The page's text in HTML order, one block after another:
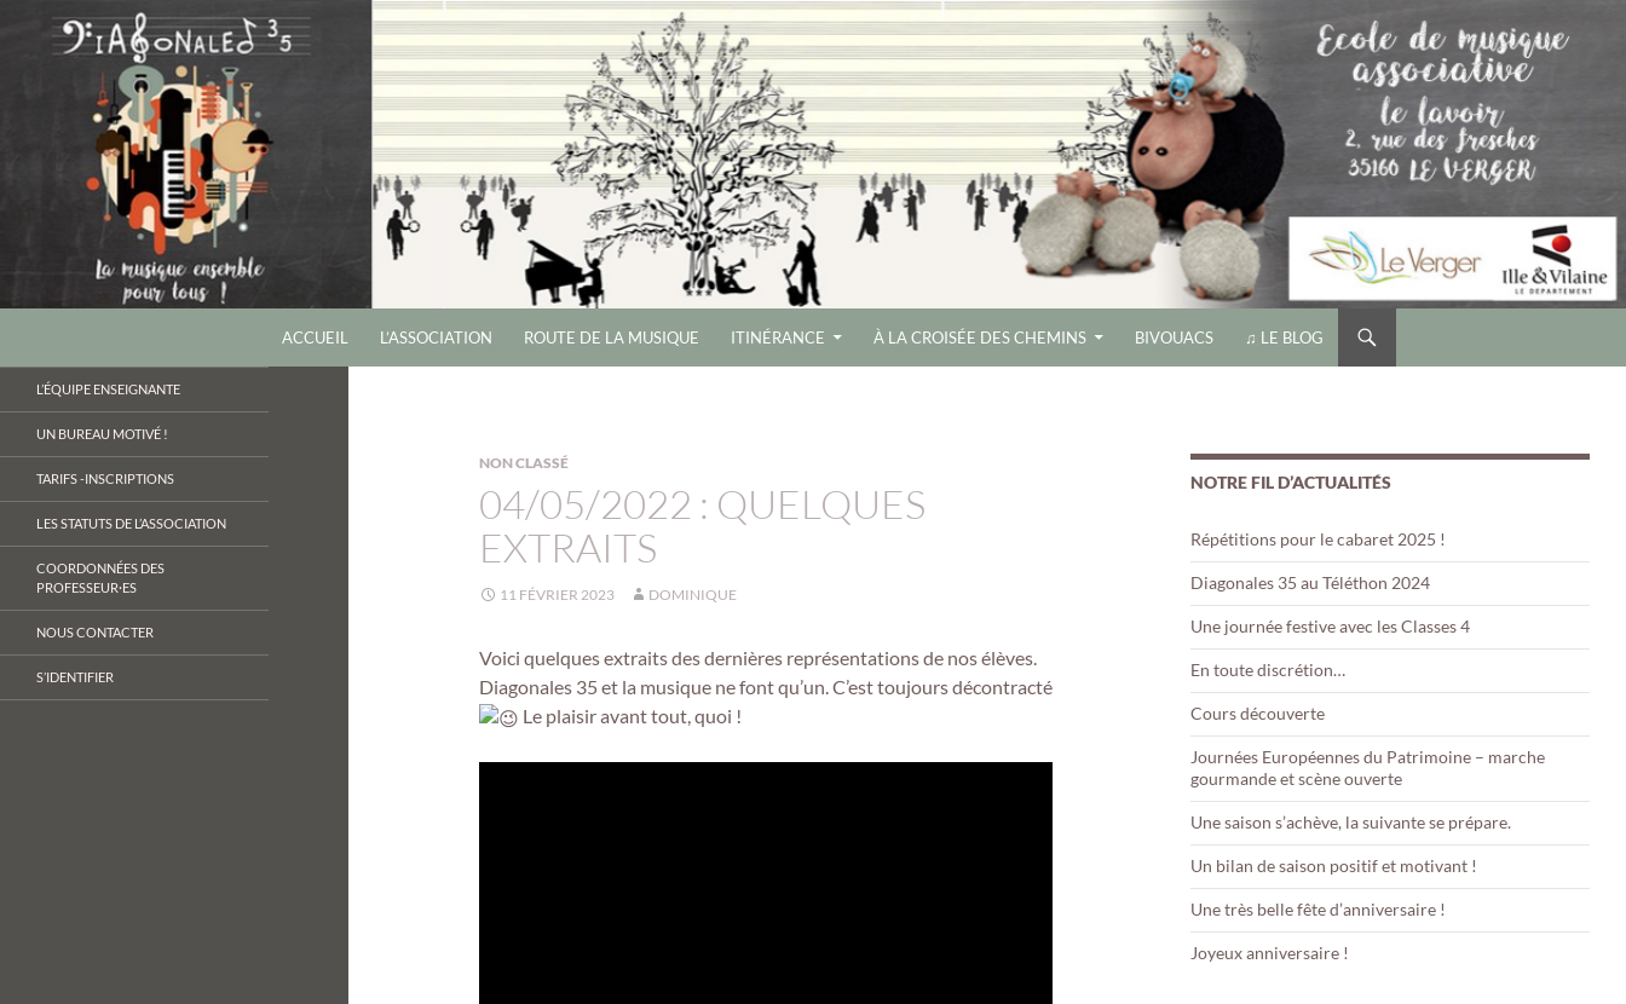
DIAGONALES 35
ACCUEIL
L’ASSOCIATION ROUTE DE LA MUSIQUE ITINÉRANCE À LA CROISÉE DES CHEMINS BIVOUACS ♫ LE BLOG
NON CLASSÉ
04/05/2022 : QUELQUES
EXTRAITS
11 FÉVRIER 2023 DOMINIQUE
Voici quelques extraits des dernières représentations de nos élèves.
Diagonales 35 et la musique ne font qu’un. C’est toujours décontracté
Le plaisir avant tout, quoi !
NOTRE FIL D’ACTUALITÉS
Répétitions pour le cabaret 2025 !
Diagonales 35 au Téléthon 2024
Une journée festive avec les Classes 4
En toute discrétion…
Cours découverte
Journées Européennes du Patrimoine – marche
gourmande et scène ouverte
Une saison s’achève, la suivante se prépare.
Un bilan de saison positif et motivant !
Une très belle fête d’anniversaire !
Joyeux anniversaire !
L’ÉQUIPE ENSEIGNANTE
UN BUREAU MOTIVÉ !
TARIFS -INSCRIPTIONS
LES STATUTS DE L’ASSOCIATION
COORDONNÉES DES
PROFESSEUR·ES
NOUS CONTACTER
S’IDENTIFIER